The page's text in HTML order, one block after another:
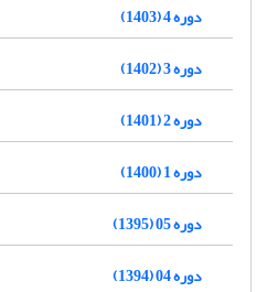
دوره 4 (1403)
دوره 3 (1402)
دوره 2 (1401)
دوره 1 (1400)
دوره 05 (1395)
دوره 04 (1394)